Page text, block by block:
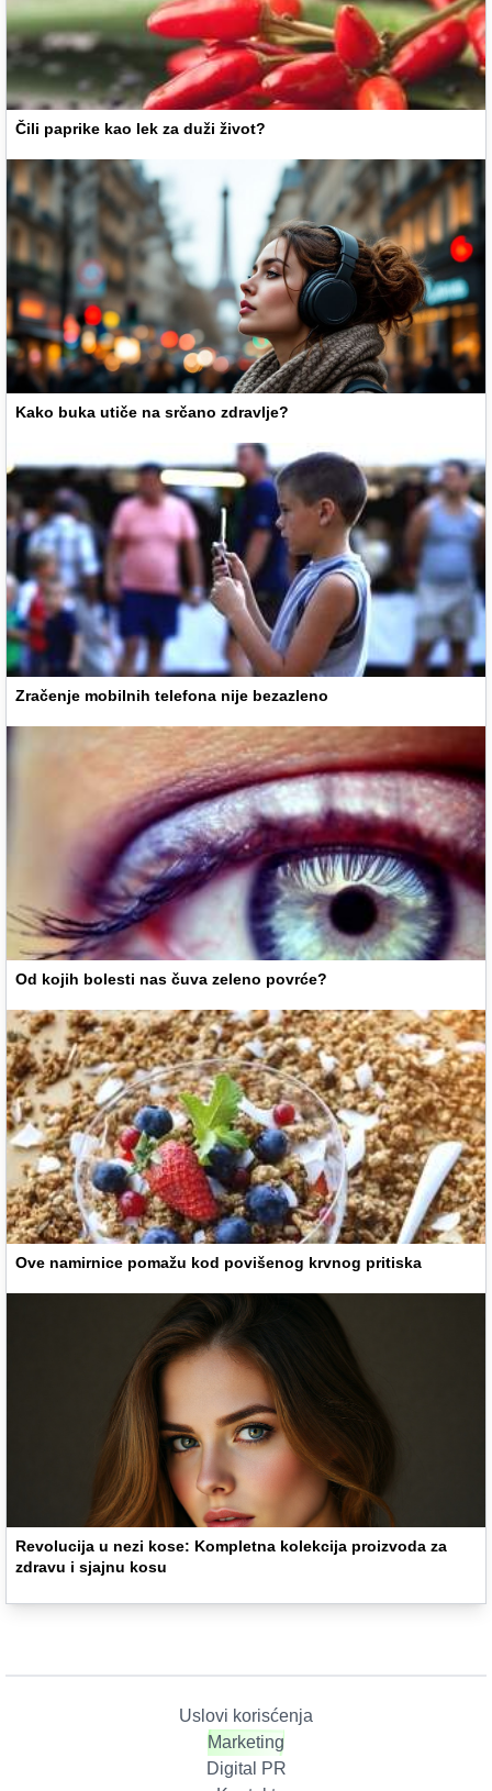
Čili paprike kao lek za duži život?
Kako buka utiče na srčano zdravlje?
Zračenje mobilnih telefona nije bezazleno
Od kojih bolesti nas čuva zeleno povrće?
Ove namirnice pomažu kod povišenog krvnog pritiska
Revolucija u nezi kose: Kompletna kolekcija proizvoda za
zdravu i sjajnu kosu
Uslovi korisćenja
Marketing
Digital PR